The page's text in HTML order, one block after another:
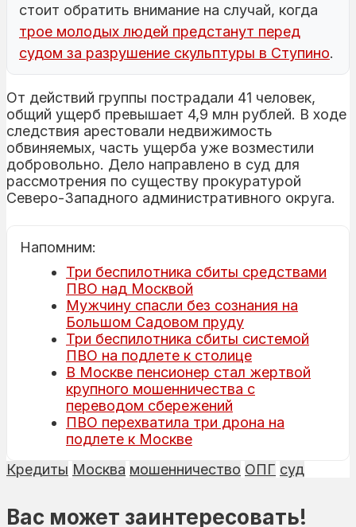
стоит обратить внимание на случай, когда
трое молодых людей предстанут перед
судом за разрушение скульптуры в Ступино.
От действий группы пострадали 41 человек,
общий ущерб превышает 4,9 млн рублей. В ходе
следствия арестовали недвижимость
обвиняемых, часть ущерба уже возместили
добровольно. Дело направлено в суд для
рассмотрения по существу прокуратурой
Северо-Западного административного округа.
Напомним:
Три беспилотника сбиты средствами
ПВО над Москвой
Мужчину спасли без сознания на
Большом Садовом пруду
Три беспилотника сбиты системой
ПВО на подлете к столице
В Москве пенсионер стал жертвой
крупного мошенничества с
переводом сбережений
ПВО перехватила три дрона на
подлете к Москве
Кредиты Москва мошенничество ОПГ суд
Вас может заинтересовать!